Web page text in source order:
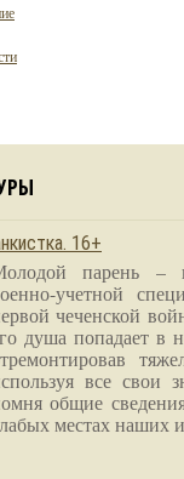
16+
парень –
учетной
чеченской
душа попадает в
все свои
общие
местах наших